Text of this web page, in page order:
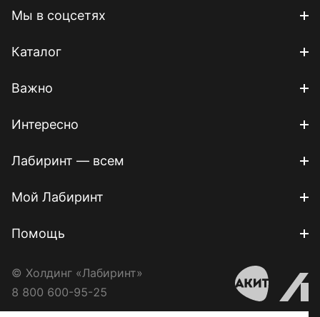
Мы в соцсетях
Каталог
Важно
Интересно
Лабиринт — всем
Мой Лабиринт
Помощь
© Холдинг «Лабиринт»
8 800 600-95-25